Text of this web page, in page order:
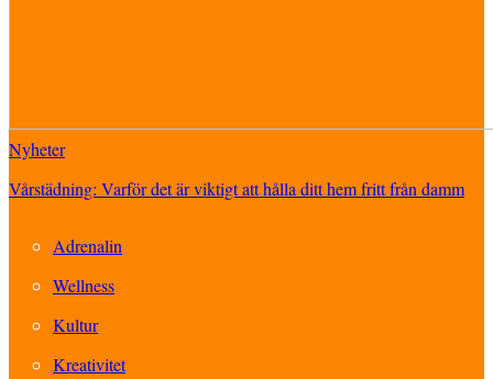
Nyheter
Vårstädning: Varför det är viktigt att hålla ditt hem fritt från damm
Adrenalin
Wellness
Kultur
Kreativitet